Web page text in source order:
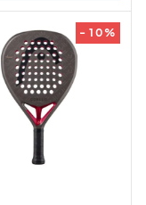
- 10%